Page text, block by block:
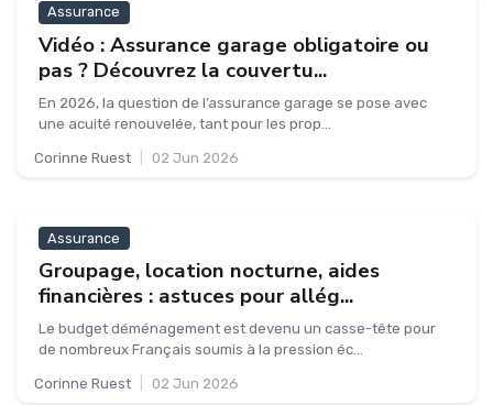
Assurance
Vidéo : Assurance garage obligatoire ou
pas ? Découvrez la couvertu...
En 2026, la question de l’assurance garage se pose avec
une acuité renouvelée, tant pour les prop...
Corinne Ruest 02 Jun 2026
Assurance
Groupage, location nocturne, aides
financières : astuces pour allég...
Le budget déménagement est devenu un casse-tête pour
de nombreux Français soumis à la pression éc...
Corinne Ruest 02 Jun 2026